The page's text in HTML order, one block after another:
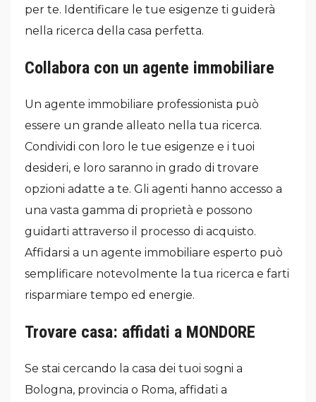
per te. Identificare le tue esigenze ti guiderà
nella ricerca della casa perfetta.
Collabora con un agente immobiliare
Un agente immobiliare professionista può
essere un grande alleato nella tua ricerca.
Condividi con loro le tue esigenze e i tuoi
desideri, e loro saranno in grado di trovare
opzioni adatte a te. Gli agenti hanno accesso a
una vasta gamma di proprietà e possono
guidarti attraverso il processo di acquisto.
Affidarsi a un agente immobiliare esperto può
semplificare notevolmente la tua ricerca e farti
risparmiare tempo ed energie.
Trovare casa: affidati a MONDORE
Se stai cercando la casa dei tuoi sogni a
Bologna, provincia o Roma, affidati a